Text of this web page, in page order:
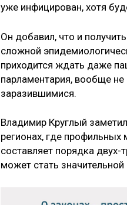
уже инфицирован, хотя
Он добавил, что и
сложной
приходится ждать даже
парламентария, вообще не
заразившимися.
Владимир Круглый
регионах, где
составляет порядка двух-
может стать